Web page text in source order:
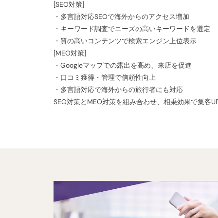
[SEO対策]
・多言語対応SEOで海外からのアクセス増加
・キーワード調査でニーズの高いキーワードを選定
・質の高いコンテンツで検索エンジン上位表示
[MEO対策]
・Googleマップでの露出を高め、来店を促進
・口コミ獲得・管理で信頼性向上
・多言語対応で海外からの旅行者にも対応
SEO対策とMEO対策を組み合わせ、相乗効果で集客